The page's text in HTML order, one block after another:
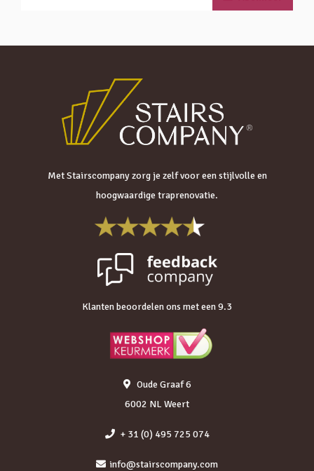
Met Stairscompany zorg je zelf voor een stijlvolle en
hoogwaardige traprenovatie.
Klanten beoordelen ons met een 9.3
Oude Graaf 6
6002 NL Weert
+ 31 (0) 495 725 074
info@stairscompany.com